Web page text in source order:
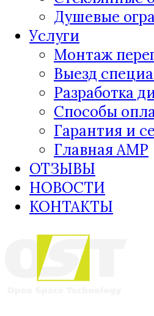
Душевые
Услуги
Монтаж
Выезд
Разработка
Способы
Гарантия и
Главная AMP
ОТЗЫВЫ
НОВОСТИ
КОНТАКТЫ